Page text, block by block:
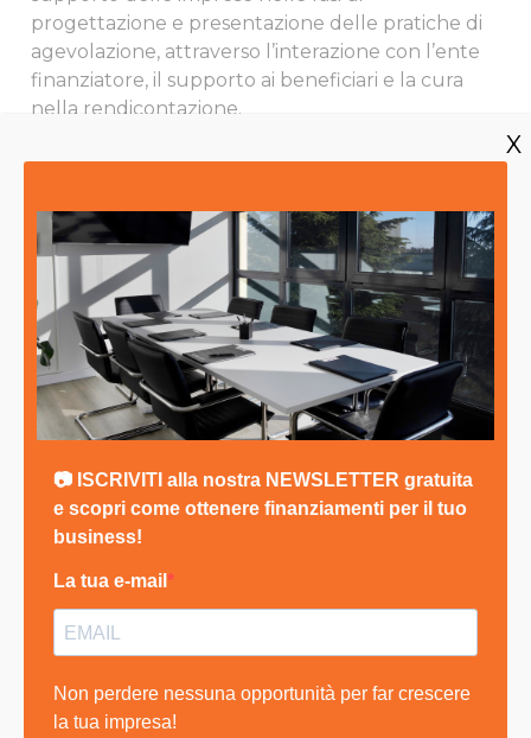
progettazione e presentazione delle pratiche di
agevolazione, attraverso l’interazione con l’ente
finanziatore, il supporto ai beneficiari e la cura
nella rendicontazione.
Il team
Il nostro team di professionisti, costantemente
aggiornati sui bandi di finanziamento disponibili,
ti saprà guidare nella scelta dell’agevolazione
più adatta alle tue esigenze.
Il nostro proposito, infatti, è quello di sgravare
all’invio della domanda di finanziamento,
facilitando così l’accesso al contributo. Il tutto
mantenendo la massima attenzione,
X